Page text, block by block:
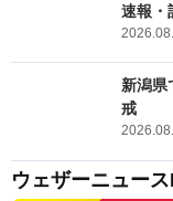
速報・
新潟県
戒
ウェザーニュー